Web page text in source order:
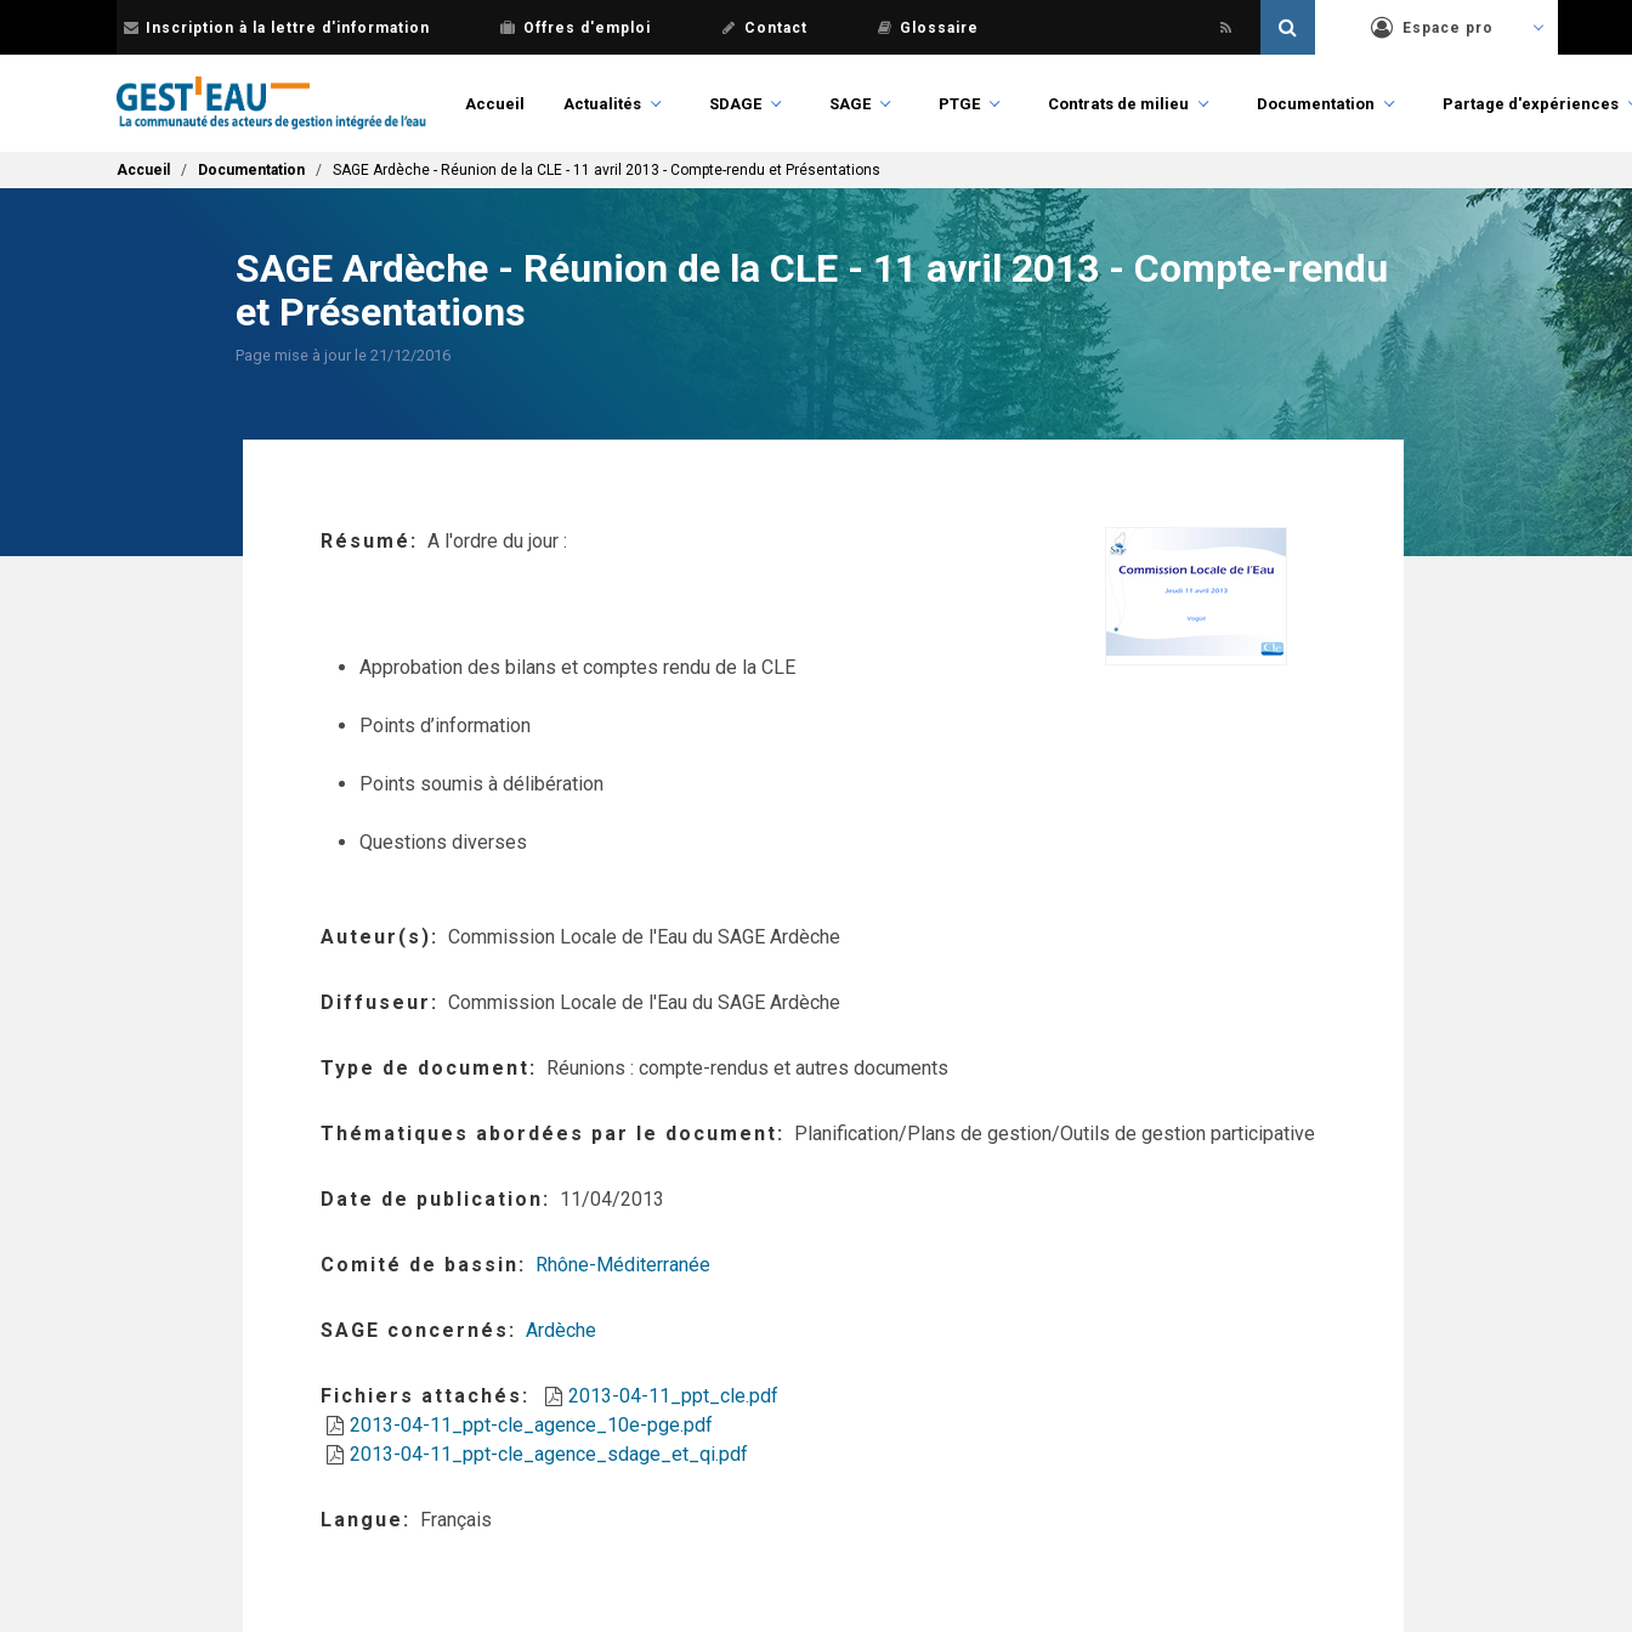
Inscription à la lettre d'information Offres d'emploi Contact Glossaire Espace pro
Accueil Actualités SDAGE SAGE PTGE Contrats de milieu Documentation Partage d'expériences
Fil d'Ariane
Accueil Documentation SAGE Ardèche - Réunion de la CLE - 11 avril 2013 - Compte-rendu et Présentations
SAGE Ardèche - Réunion de la CLE - 11 avril 2013 - Compte-rendu
et Présentations
Page mise à jour le 21/12/2016
Résumé A l'ordre du jour :
Approbation des bilans et comptes rendu de la CLE
Points d’information
Points soumis à délibération
Questions diverses
Auteur(s) Commission Locale de l'Eau du SAGE Ardèche
Diffuseur Commission Locale de l'Eau du SAGE Ardèche
Type de document Réunions : compte-rendus et autres documents
Thématiques abordées par le document Planification/Plans de gestion/Outils de gestion participative
Date de publication 11/04/2013
Comité de bassin Rhône-Méditerranée
SAGE concernés Ardèche
Fichiers attachés
2013-04-11_ppt_cle.pdf
2013-04-11_ppt-cle_agence_10e-pge.pdf
2013-04-11_ppt-cle_agence_sdage_et_qi.pdf
Langue Français